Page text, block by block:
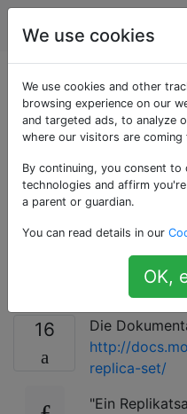
Benötigt
16
Die
http://
replica-set/
"Ein
We use cookies
We use cookies and other
browsing experience on our
and targeted ads, to analyze
where our visitors are coming
By continuing, you consent
technologies and affirm
a parent or guardian.
You can read details in our
OK,